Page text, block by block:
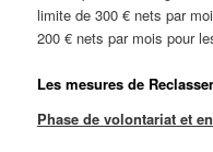
limite de 300 € nets par
200 € nets par mois pour
Les mesures de
Phase de volontariat et